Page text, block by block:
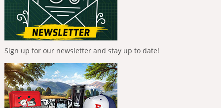
Sign up for our newsletter and stay up to date!